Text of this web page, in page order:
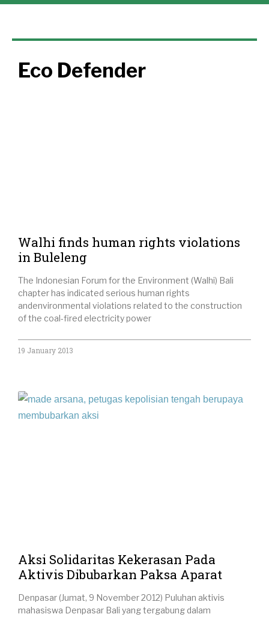
Eco Defender
Walhi finds human rights violations
in Buleleng
The Indonesian Forum for the Environment (Walhi) Bali
chapter has indicated serious human rights
andenvironmental violations related to the construction
of the coal-fired electricity power
19 January 2013
Aksi Solidaritas Kekerasan Pada
Aktivis Dibubarkan Paksa Aparat
Denpasar (Jumat, 9 November 2012) Puluhan aktivis
mahasiswa Denpasar Bali yang tergabung dalam